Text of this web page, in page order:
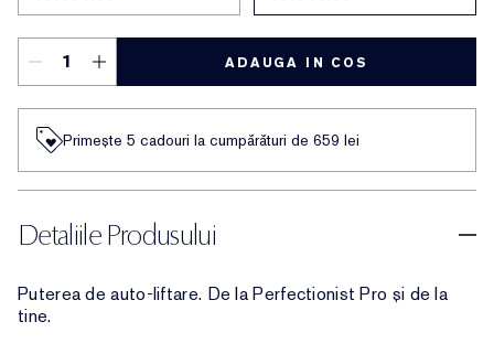
ADAUGA IN COS
Primește 5 cadouri la cumpărături de 659 lei
Detaliile Produsului
Puterea de auto-liftare. De la Perfectionist Pro și de la
tine.